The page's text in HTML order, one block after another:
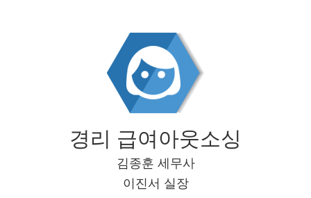
경리 급여아웃소싱
김종훈 세무사
이진서 실장